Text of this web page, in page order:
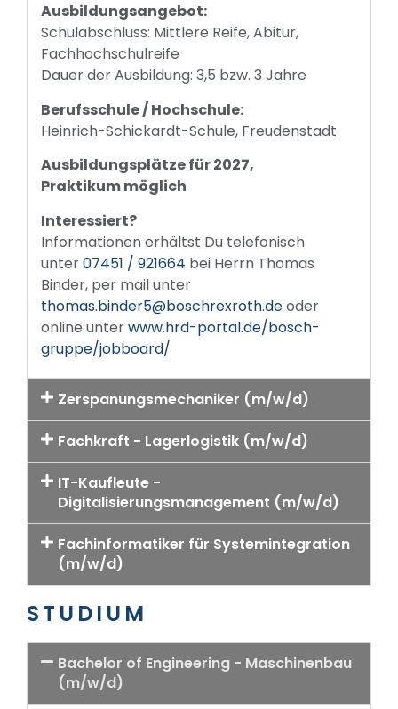
Ausbildungsangebot:
Schulabschluss: Mittlere Reife, Abitur,
Fachhochschulreife
Dauer der Ausbildung: 3,5 bzw. 3 Jahre
Berufsschule / Hochschule:
Heinrich-Schickardt-Schule, Freudenstadt
Ausbildungsplätze für 2027,
Praktikum möglich
Interessiert?
Informationen erhältst Du telefonisch
unter07451 / 921664 bei Herrn Thomas
Binder, per mail unter
thomas.binder5@boschrexroth.deoder
online unterwww.hrd-portal.de/bosch-
gruppe/jobboard/
Zerspanungsmechaniker (m/w/d)
Fachkraft - Lagerlogistik (m/w/d)
IT-Kaufleute -
Digitalisierungsmanagement (m/w/d)
Fachinformatiker für Systemintegration
(m/w/d)
STUDIUM
Bachelor of Engineering - Maschinenbau
(m/w/d)